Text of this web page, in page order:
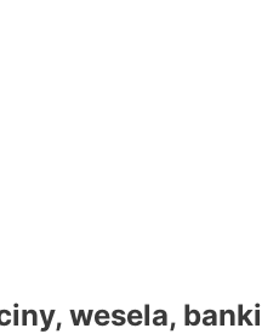
wesela,